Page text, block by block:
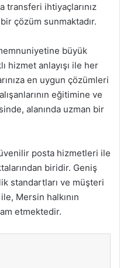
transferi ihtiyaçlarınız
çözüm sunmaktadır.
büyük
hizmet anlayışı ile her
en uygun çözümleri
eğitimine ve
alanında uzman bir
posta hizmetleri ile
biridir. Geniş
standartları ve müşteri
Mersin halkının
etmektedir.